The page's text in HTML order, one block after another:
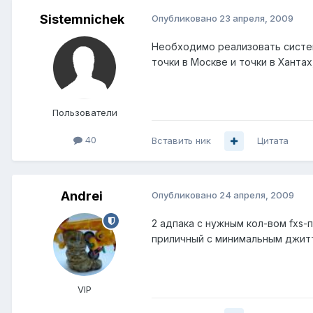
Sistemnichek
Пользователи
40
Опубликовано 23 апреля, 2009
Необходимо реализовать
точки в Москве и точки в
Вставить ник Цитата
Andrei
VIP
Опубликовано 24 апреля, 2009
2 адпака с нужным кол-вом fxs-
приличный с минимальным